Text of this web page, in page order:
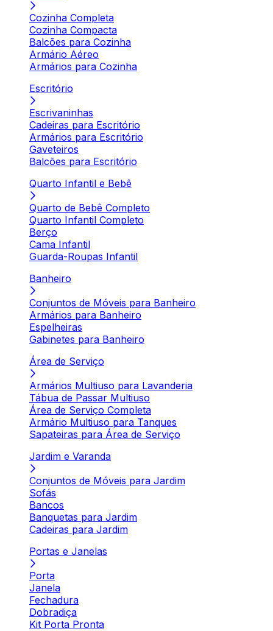
Cozinha Completa
Cozinha Compacta
Balcões para Cozinha
Armário Aéreo
Armários para Cozinha
Escritório
Escrivaninhas
Cadeiras para Escritório
Armários para Escritório
Gaveteiros
Balcões para Escritório
Quarto Infantil e Bebê
Quarto de Bebê Completo
Quarto Infantil Completo
Berço
Cama Infantil
Guarda-Roupas Infantil
Banheiro
Conjuntos de Móveis para Banheiro
Armários para Banheiro
Espelheiras
Gabinetes para Banheiro
Área de Serviço
Armários Multiuso para Lavanderia
Tábua de Passar Multiuso
Área de Serviço Completa
Armário Multiuso para Tanques
Sapateiras para Área de Serviço
Jardim e Varanda
Conjuntos de Móveis para Jardim
Sofás
Bancos
Banquetas para Jardim
Cadeiras para Jardim
Portas e Janelas
Porta
Janela
Fechadura
Dobradiça
Kit Porta Pronta